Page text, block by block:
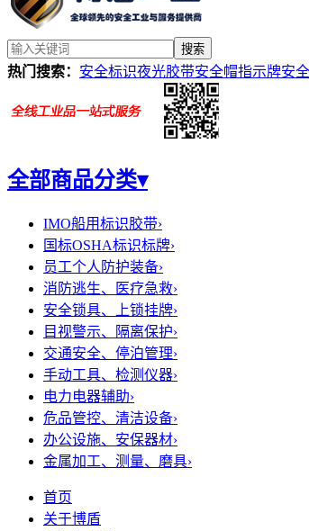
搜索
热门搜索： 安全标识夜光胶带安全帽指示牌安
全部商品分类▾
IMO船用标识胶带›
国标OSHA标识标牌›
员工个人防护装备›
消防逃生、医疗急救›
安全锁具、上锁挂牌›
目视警示、隔离保护›
交通安全、停泊管理›
手动工具、检测仪器›
电力电器辅助›
危品管控、清洁设备›
办公设施、安保器材›
金属加工、测量、磨具›
首页
关于博盾